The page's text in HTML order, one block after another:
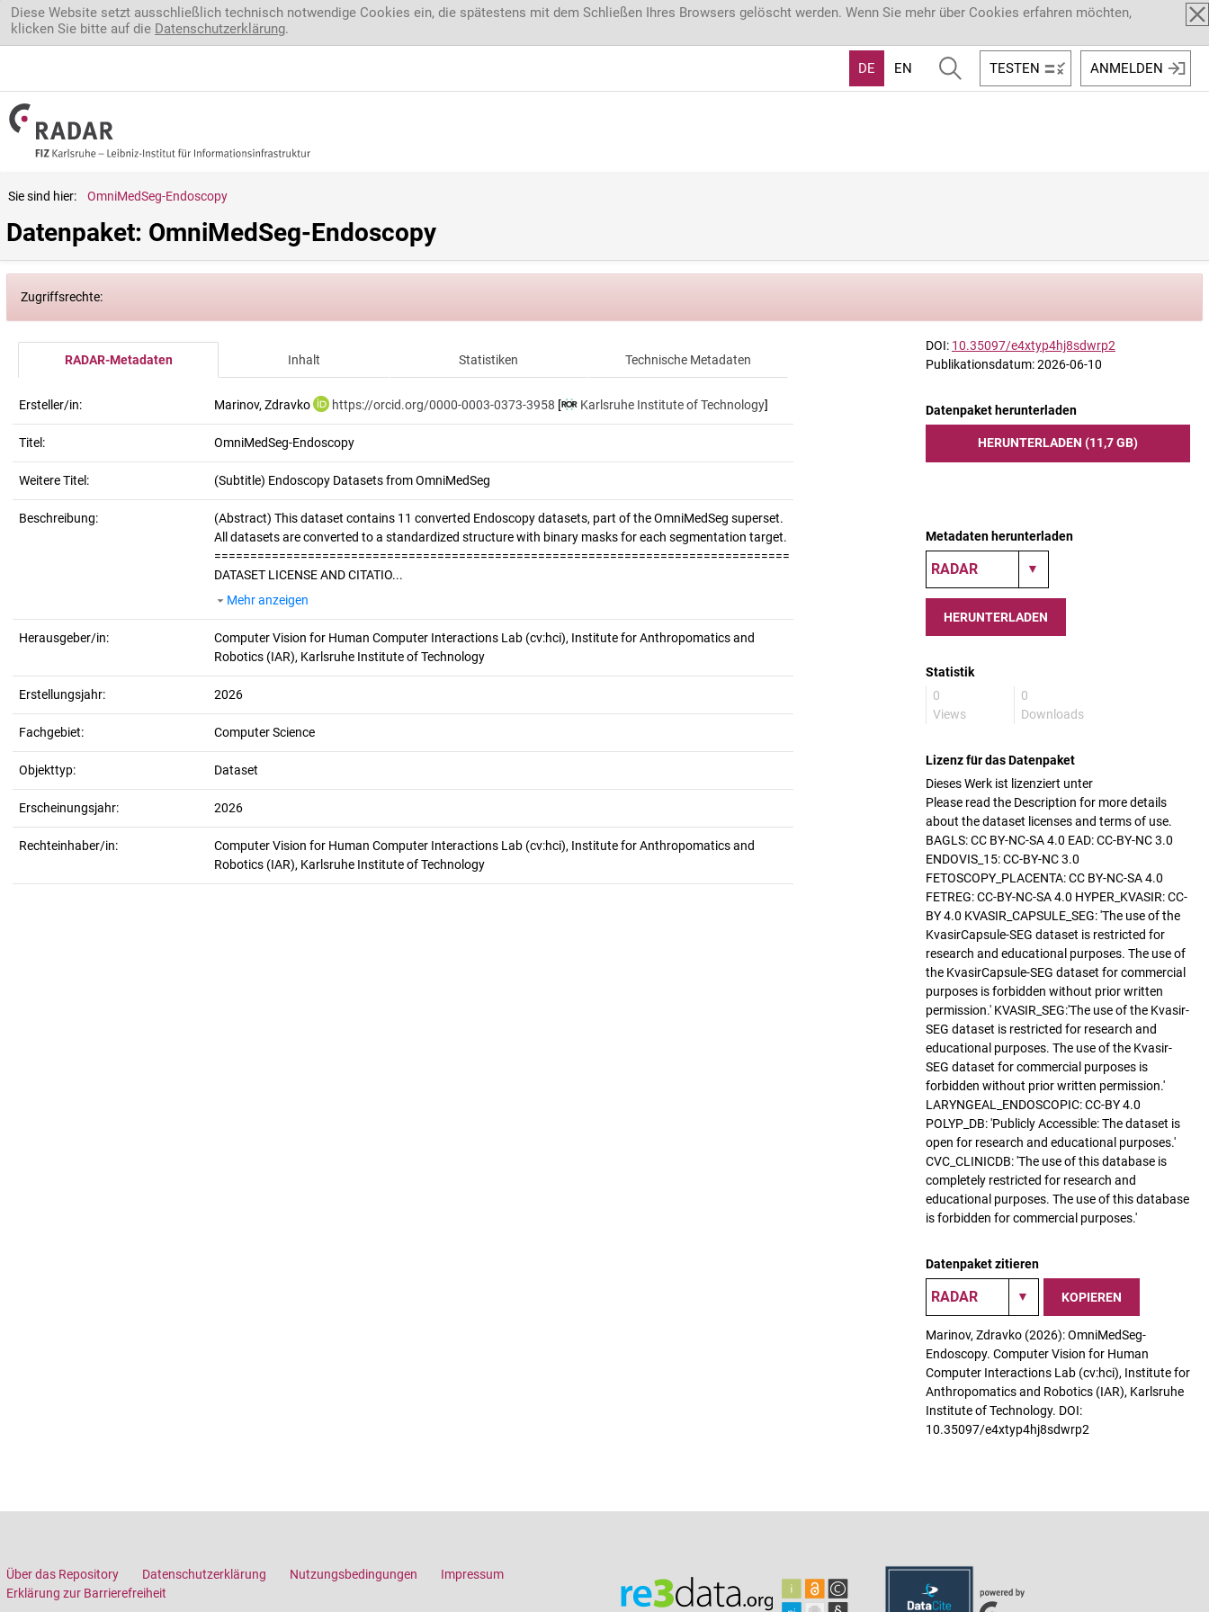
Direkt zum Inhalt
Diese Website setzt ausschließlich technisch notwendige Cookies ein, die spätestens mit dem Schließen Ihres Browsers gelöscht werden. Wenn Sie mehr über Cookies erfahren möchten,
klicken Sie bitte auf die Datenschutzerklärung.
DE EN TESTEN ANMELDEN
Sie sind hier: OmniMedSeg-Endoscopy
Datenpaket: OmniMedSeg-Endoscopy
Zugriffsrechte:
RADAR-Metadaten Inhalt Statistiken Technische Metadaten
Ersteller/in: Marinov, Zdravko https://orcid.org/0000-0003-0373-3958 [ Karlsruhe Institute of Technology]
Titel: OmniMedSeg-Endoscopy
Weitere Titel: (Subtitle) Endoscopy Datasets from OmniMedSeg
Beschreibung: (Abstract) This dataset contains 11 converted Endoscopy datasets, part of the OmniMedSeg superset.
All datasets are converted to a standardized structure with binary masks for each segmentation target.
================================================================================
DATASET LICENSE AND CITATIO...
Mehr anzeigen
Herausgeber/in:
Computer Vision for Human Computer Interactions Lab (cv:hci), Institute for Anthropomatics and
Robotics (IAR), Karlsruhe Institute of Technology
Erstellungsjahr: 2026
Fachgebiet: Computer Science
Objekttyp: Dataset
Erscheinungsjahr: 2026
Rechteinhaber/in:
Computer Vision for Human Computer Interactions Lab (cv:hci), Institute for Anthropomatics and
Robotics (IAR), Karlsruhe Institute of Technology
DOI: 10.35097/e4xtyp4hj8sdwrp2
Publikationsdatum: 2026-06-10
Datenpaket herunterladen
HERUNTERLADEN (11,7 GB)
Metadaten herunterladen
HERUNTERLADEN
Statistik
0
Views
0
Downloads
Lizenz für das Datenpaket
Dieses Werk ist lizenziert unter
Please read the Description for more details
about the dataset licenses and terms of use.
BAGLS: CC BY-NC-SA 4.0 EAD: CC-BY-NC 3.0
ENDOVIS_15: CC-BY-NC 3.0
FETOSCOPY_PLACENTA: CC BY-NC-SA 4.0
FETREG: CC-BY-NC-SA 4.0 HYPER_KVASIR: CC-
BY 4.0 KVASIR_CAPSULE_SEG: 'The use of the
KvasirCapsule-SEG dataset is restricted for
research and educational purposes. The use of
the KvasirCapsule-SEG dataset for commercial
purposes is forbidden without prior written
permission.' KVASIR_SEG:'The use of the Kvasir-
SEG dataset is restricted for research and
educational purposes. The use of the Kvasir-
SEG dataset for commercial purposes is
forbidden without prior written permission.'
LARYNGEAL_ENDOSCOPIC: CC-BY 4.0
POLYP_DB: 'Publicly Accessible: The dataset is
open for research and educational purposes.'
CVC_CLINICDB: 'The use of this database is
completely restricted for research and
educational purposes. The use of this database
is forbidden for commercial purposes.'
Datenpaket zitieren
KOPIEREN
Marinov, Zdravko (2026): OmniMedSeg-
Endoscopy. Computer Vision for Human
Computer Interactions Lab (cv:hci), Institute for
Anthropomatics and Robotics (IAR), Karlsruhe
Institute of Technology. DOI:
10.35097/e4xtyp4hj8sdwrp2
Über das Repository Datenschutzerklärung Nutzungsbedingungen
Impressum
Erklärung zur Barrierefreiheit